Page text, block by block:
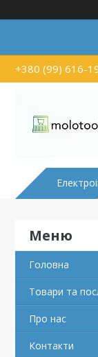
+380 (99) 616-
Головна
Товари та
Про нас
Контакти